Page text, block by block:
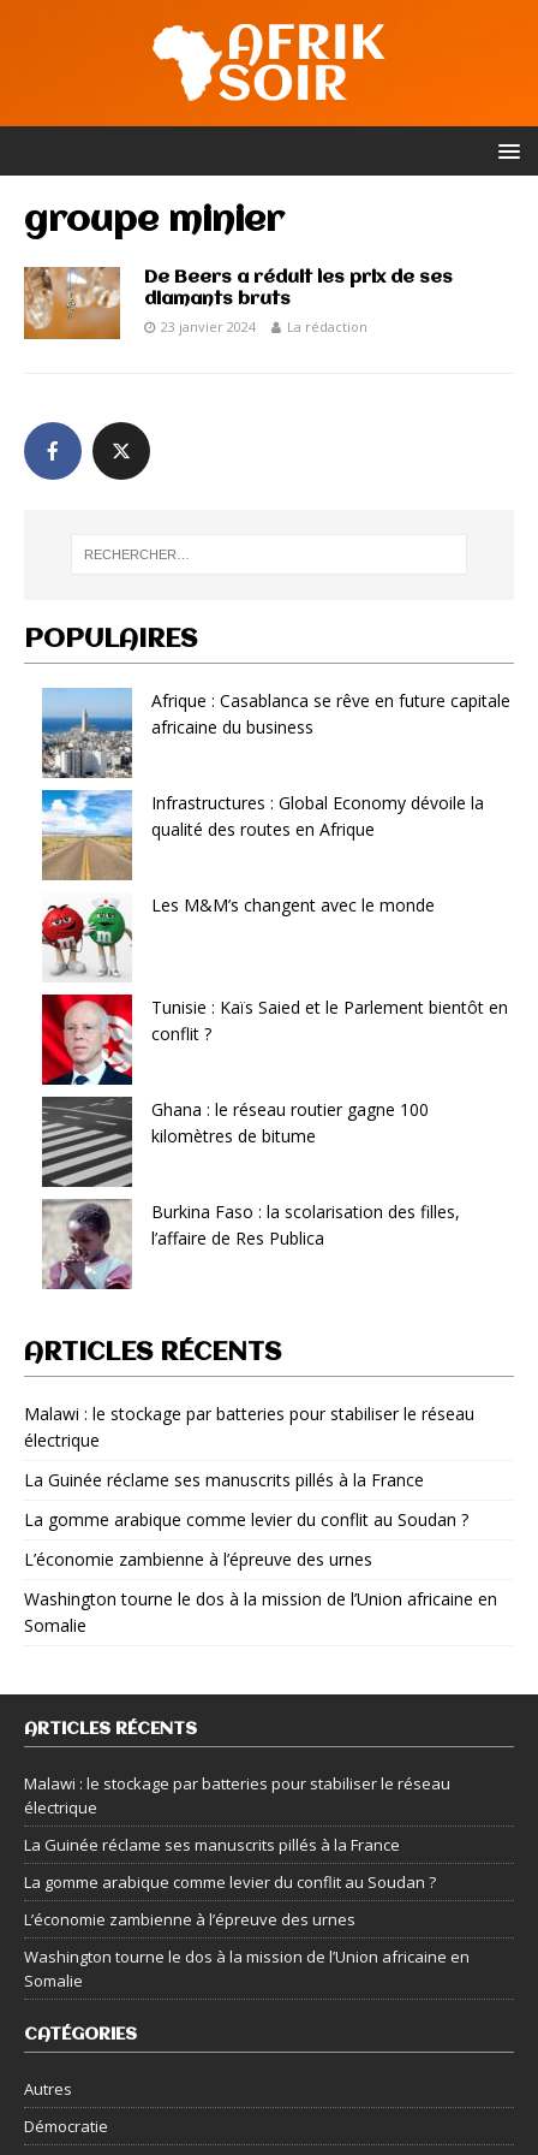
groupe minier
De Beers a réduit les prix de ses
diamants bruts
23 janvier 2024 La rédaction
POPULAIRES
Afrique : Casablanca se rêve en future capitale
africaine du business
Infrastructures : Global Economy dévoile la
qualité des routes en Afrique
Les M&M’s changent avec le monde
Tunisie : Kaïs Saied et le Parlement bientôt en
conflit ?
Ghana : le réseau routier gagne 100
kilomètres de bitume
Burkina Faso : la scolarisation des filles,
l’affaire de Res Publica
ARTICLES RÉCENTS
Malawi : le stockage par batteries pour stabiliser le réseau
électrique
La Guinée réclame ses manuscrits pillés à la France
La gomme arabique comme levier du conflit au Soudan ?
L’économie zambienne à l’épreuve des urnes
Washington tourne le dos à la mission de l’Union africaine en
Somalie
ARTICLES RÉCENTS
Malawi : le stockage par batteries pour stabiliser le réseau
électrique
La Guinée réclame ses manuscrits pillés à la France
La gomme arabique comme levier du conflit au Soudan ?
L’économie zambienne à l’épreuve des urnes
Washington tourne le dos à la mission de l’Union africaine en
Somalie
CATÉGORIES
Autres
Démocratie